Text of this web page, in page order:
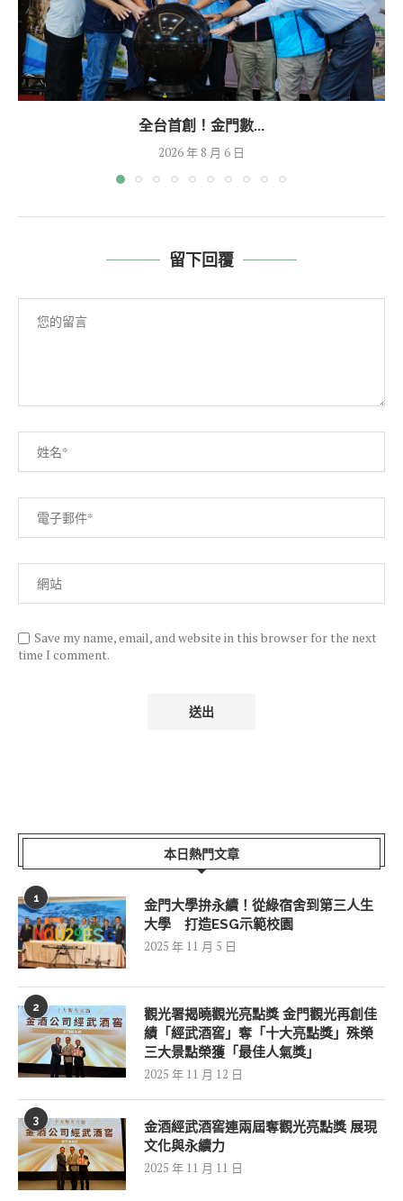
全台首創！金門數...
2026 年 8 月 6 日
留下回覆
Save my name, email, and website in this browser for the next
time I comment.
本日熱門文章
1
金門大學拚永續！從綠宿舍到第三人生
大學 打造ESG示範校園
2025 年 11 月 5 日
2
觀光署揭曉觀光亮點獎 金門觀光再創佳
績「經武酒窖」奪「十大亮點獎」殊榮
三大景點榮獲「最佳人氣獎」
2025 年 11 月 12 日
3
金酒經武酒窖連兩屆奪觀光亮點獎 展現
文化與永續力
2025 年 11 月 11 日